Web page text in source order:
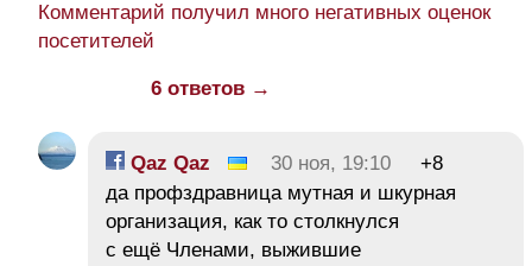
Комментарий получил много негативных оценок
посетителей
6 ответов →
Qaz Qaz 30 ноя, 19:10
+8
да профздравница мутная и шкурная
организация, как то столкнулся
с ещё Членами, выжившие